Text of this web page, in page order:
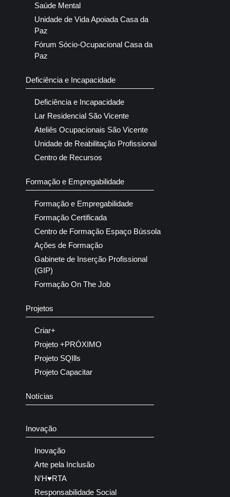
Saúde Mental
Unidade de Vida Apoiada Casa da
Paz
Fórum Sócio-Ocupacional Casa da
Paz
Deficiência e Incapacidade
Deficiência e Incapacidade
Lar Residencial São Vicente
Ateliês Ocupacionais São Vicente
Unidade de Reabilitação Profissional
Centro de Recursos
Formação e Empregabilidade
Formação e Empregabilidade
Formação Certificada
Centro de Formação Espaço Bússola
Ações de Formação
Gabinete de Inserção Profissional
(GIP)
Formação On The Job
Projetos
Criar+
Projeto +PRÓXIMO
Projeto SQIlls
Projeto Capacitar
Notícias
Inovação
Inovação
Arte pela Inclusão
N’H♥RTA
Responsabilidade Social